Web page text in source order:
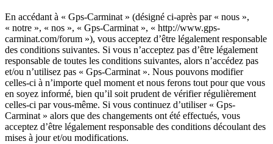
En accédant à « Gps-Carminat » (désigné ci-après par « nous »,
« notre », « nos », « Gps-Carminat », « http://www.gps-
carminat.com/forum »), vous acceptez d’être légalement responsable
des conditions suivantes. Si vous n’acceptez pas d’être légalement
responsable de toutes les conditions suivantes, alors n’accédez pas
et/ou n’utilisez pas « Gps-Carminat ». Nous pouvons modifier
celles-ci à n’importe quel moment et nous ferons tout pour que vous
en soyez informé, bien qu’il soit prudent de vérifier régulièrement
celles-ci par vous-même. Si vous continuez d’utiliser « Gps-
Carminat » alors que des changements ont été effectués, vous
acceptez d’être légalement responsable des conditions découlant des
mises à jour et/ou modifications.